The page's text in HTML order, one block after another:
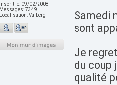
Inscrit le: 09/02/2008
Messages:7349
Localisation:Valberg
Samedi
sont
Je
du coup
qualité